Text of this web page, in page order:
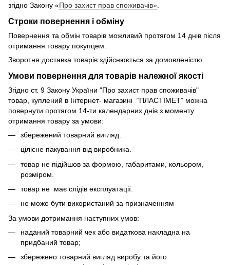
згідно Закону «Про захист прав споживачів»
Строки повернення і обміну
Повернення та обмін товарів можливий протягом 14 днів після
отримання товару покупцем.
Зворотня доставка товарів здійснюється за домовленістю.
Умови повернення для товарів належної якості
Згідно ст. 9 Закону України "Про захист прав споживачів"
товар, куплений в Інтернет- магазині “ПЛАСТІМЕТ” можна
повернути протягом 14-ти календарних днів з моменту
отримання товару за умови:
збережений товарний вигляд.
цілісне пакування від виробника.
товар не підійшов за формою, габаритами, кольором,
розміром.
товар не має слідів експлуатації.
не може бути використаний за призначенням
За умови дотримання наступних умов:
наданий товарний чек або видаткова накладна на
придбаний товар;
збережено товарний вигляд виробу та його